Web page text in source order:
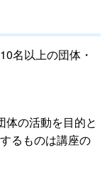
名以上の団体・
体の活動を目的と
るものは講座の